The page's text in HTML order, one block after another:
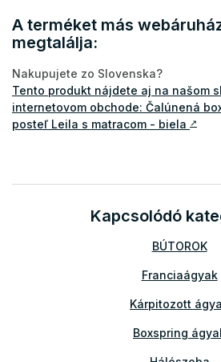
A terméket más
megtalálja:
Nakupujete zo Slovenska?
Tento produkt nájdete aj na našom
internetovom obchode: Čalúnená
posteľ Leila s matracom - biela ↗
Kapcsolódó
BÚTOROK
Franciaágyak
Kárpitozott
Boxspring